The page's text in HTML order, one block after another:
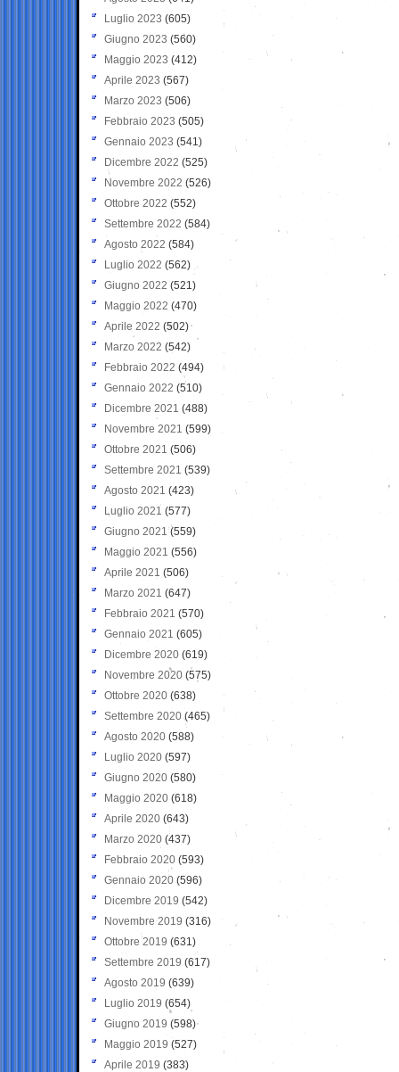
Luglio 2023 (605)
Giugno 2023 (560)
Maggio 2023 (412)
Aprile 2023 (567)
Marzo 2023 (506)
Febbraio 2023 (505)
Gennaio 2023 (541)
Dicembre 2022 (525)
Novembre 2022 (526)
Ottobre 2022 (552)
Settembre 2022 (584)
Agosto 2022 (584)
Luglio 2022 (562)
Giugno 2022 (521)
Maggio 2022 (470)
Aprile 2022 (502)
Marzo 2022 (542)
Febbraio 2022 (494)
Gennaio 2022 (510)
Dicembre 2021 (488)
Novembre 2021 (599)
Ottobre 2021 (506)
Settembre 2021 (539)
Agosto 2021 (423)
Luglio 2021 (577)
Giugno 2021(559)
Maggio 2021 (556)
Aprile 2021 (506)
Marzo 2021 (647)
Febbraio 2021 (570)
Gennaio 2021 (605)
Dicembre 2020 (619)
Novembre 2020 (575)
Ottobre 2020 (638)
Settembre 2020(465)
Agosto 2020 (588)
Luglio 2020 (597)
Giugno 2020 (580)
Maggio 2020 (618)
Aprile 2020 (643)
Marzo 2020 (437)
Febbraio 2020 (593)
Gennaio 2020 (596)
Dicembre 2019 (542)
Novembre 2019 (316)
Ottobre 2019 (631)
Settembre 2019 (617)
Agosto 2019 (639)
Luglio 2019 (654)
Giugno 2019 (598)
Maggio 2019 (527)
Aprile 2019 (383)